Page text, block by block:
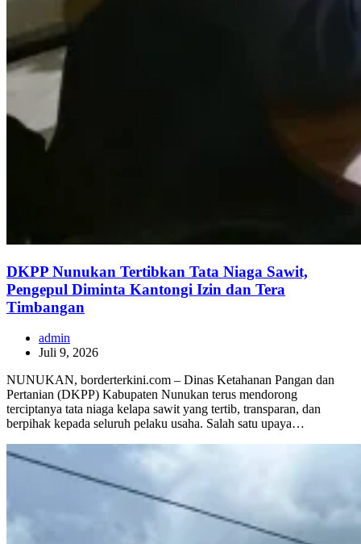
DKPP Nunukan Tertibkan Tata Niaga Sawit,
Pengepul Diminta Kantongi Izin dan Tera
Timbangan
admin
Juli 9, 2026
NUNUKAN, borderterkini.com – Dinas Ketahanan Pangan dan
Pertanian (DKPP) Kabupaten Nunukan terus mendorong
terciptanya tata niaga kelapa sawit yang tertib, transparan, dan
berpihak kepada seluruh pelaku usaha. Salah satu upaya…